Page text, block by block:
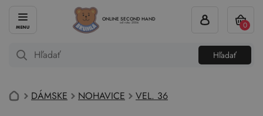
ONLINE SECOND HAND
od roku 2004
Hľadať
0
DÁMSKE NOHAVICE VEL. 36